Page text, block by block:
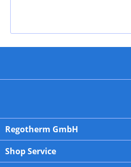
Regotherm GmbH
Shop Service